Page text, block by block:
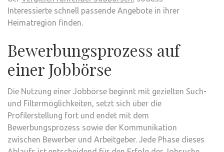
Interessierte schnell passende Angebote in ihrer
Heimatregion finden.
Bewerbungsprozess auf
einer Jobbörse
Die Nutzung einer Jobbörse beginnt mit gezielten Such-
und Filtermöglichkeiten, setzt sich über die
Profilerstellung fort und endet mit dem
Bewerbungsprozess sowie der Kommunikation
zwischen Bewerber und Arbeitgeber. Jede Phase dieses